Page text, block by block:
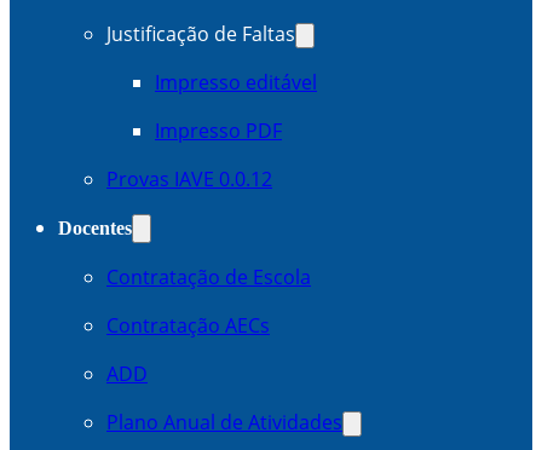
Justificação de Faltas
Impresso editável
Impresso PDF
Provas IAVE 0.0.12
Docentes
Contratação de Escola
Contratação AECs
ADD
Plano Anual de Atividades